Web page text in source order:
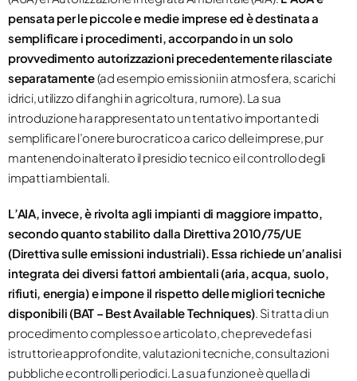
pensata per le piccole e medie imprese ed è destinata a
semplificare i procedimenti, accorpando in un solo
provvedimento autorizzazioni precedentemente rilasciate
separatamente(ad esempio emissioni in atmosfera, scarichi
idrici, utilizzo di fanghi in agricoltura, rumore). La sua
introduzione ha rappresentato un tentativo importante di
semplificare l’onere burocratico a carico delle imprese, pur
mantenendo inalterato il presidio tecnico e il controllo degli
impatti ambientali.
L’AIA, invece, è rivolta agli impianti di maggiore impatto,
secondo quanto stabilito dalla Direttiva 2010/75/UE
(Direttiva sulle emissioni industriali). Essa richiede un’analisi
integrata dei diversi fattori ambientali (aria, acqua, suolo,
rifiuti, energia) e impone il rispetto delle migliori tecniche
disponibili (BAT – Best Available Techniques) . Si tratta di un
procedimento complesso e articolato, che prevede fasi
istruttorie approfondite, valutazioni tecniche, consultazioni
pubbliche e controlli periodici. La sua funzione è quella di